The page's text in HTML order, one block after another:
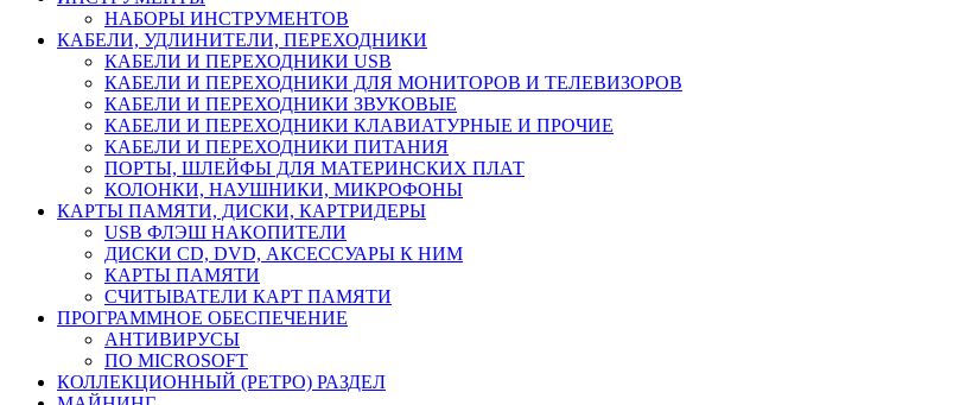
НАБОРЫ ИНСТРУМЕНТОВ
КАБЕЛИ, УДЛИНИТЕЛИ, ПЕРЕХОДНИКИ
КАБЕЛИ И ПЕРЕХОДНИКИ USB
КАБЕЛИ И ПЕРЕХОДНИКИ ДЛЯ МОНИТОРОВ И ТЕЛЕВИЗОРОВ
КАБЕЛИ И ПЕРЕХОДНИКИ ЗВУКОВЫЕ
КАБЕЛИ И ПЕРЕХОДНИКИ КЛАВИАТУРНЫЕ И ПРОЧИЕ
КАБЕЛИ И ПЕРЕХОДНИКИ ПИТАНИЯ
ПОРТЫ, ШЛЕЙФЫ ДЛЯ МАТЕРИНСКИХ ПЛАТ
КОЛОНКИ, НАУШНИКИ, МИКРОФОНЫ
КАРТЫ ПАМЯТИ, ДИСКИ, КАРТРИДЕРЫ
USB ФЛЭШ НАКОПИТЕЛИ
ДИСКИ CD, DVD, АКСЕССУАРЫ К НИМ
КАРТЫ ПАМЯТИ
СЧИТЫВАТЕЛИ КАРТ ПАМЯТИ
ПРОГРАММНОЕ ОБЕСПЕЧЕНИЕ
АНТИВИРУСЫ
ПО MICROSOFT
КОЛЛЕКЦИОННЫЙ (РЕТРО) РАЗДЕЛ